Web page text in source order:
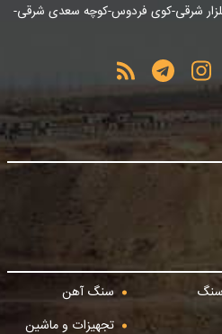
گلزار شرقی-کوی فردوس-کوچه سعدی شرقی-
سنگ آهن
تجهیزات و ماشین